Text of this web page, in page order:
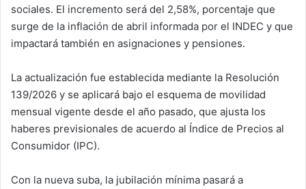
sociales. El incremento será del 2,58%, porcentaje que
surge de la inflación de abril informada por el INDEC y que
impactará también en asignaciones y pensiones.
La actualización fue establecida mediante la Resolución
139/2026 y se aplicará bajo el esquema de movilidad
mensual vigente desde el año pasado, que ajusta los
haberes previsionales de acuerdo al Índice de Precios al
Consumidor (IPC).
Con la nueva suba, la jubilación mínima pasará a